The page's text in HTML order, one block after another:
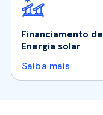
Financiamento de
Energia solar
Saiba mais